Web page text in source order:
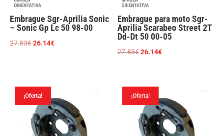
Embrague Sgr-Aprilia Sonic
– Sonic Gp Lc 50 98-00
27.83€El
27.83€.
26.14€El
Embrague para moto Sgr-
Aprilia Scarabeo Street 2T
Dd-Dt 50 00-05
27.83€El
27.83€.
26.14€El
26.14€.
¡Oferta! ¡Oferta!